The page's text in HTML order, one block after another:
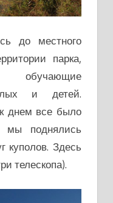
до местного
парка,
обучающие
и детей.
днем все было
мы поднялись
куполов. Здесь
телескопа).